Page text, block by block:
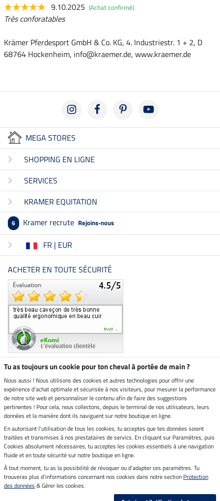
9.10.2025 (Achat confirmé)
Très conforatables
Krämer Pferdesport GmbH & Co. KG, 4. Industriestr. 1 + 2, D
68764 Hockenheim, info@kraemer.de, www.kraemer.de
MEGA STORES
SHOPPING EN LIGNE
SERVICES
KRAMER EQUITATION
6 Kramer recrute Rejoins-nous
FR | EUR
ACHETER EN TOUTE SÉCURITÉ
Boutique climatiquement
neutre
Livraison par
Paiement sécurisé
Mentions légales
Tu as toujours un cookie pour ton cheval à portée de main ?
Nous aussi ! Nous utilisons des cookies et autres technologies pour offrir une
expérience d'achat optimale et sécurisée à nos visiteurs, pour mesurer la performance
de notre site web et personnaliser le contenu afin de faire des suggestions
pertinentes ! Pour cela, nous collectons, depuis le terminal de nos utilisateurs, leurs
données et la manière dont ils naviguent sur notre boutique en ligne.
En autorisant l'utilisation de tous les cookies, tu acceptes que tes données soient
traitées et transmises à nos prestataires de servics. En cliquant sur Paramètres, puis
Cookies absolument nécessaires, tu acceptes les cookies essentiels à une navigation
fluide et en toute sécurité sur notre boutique en ligne.
À tout moment, tu as la possibilité de révoquer ou d'adapter ces paramètres. Tu
trouveras plus d'informations concernant nos cookies dans notre section Protection
des données & Gérer les cookies.